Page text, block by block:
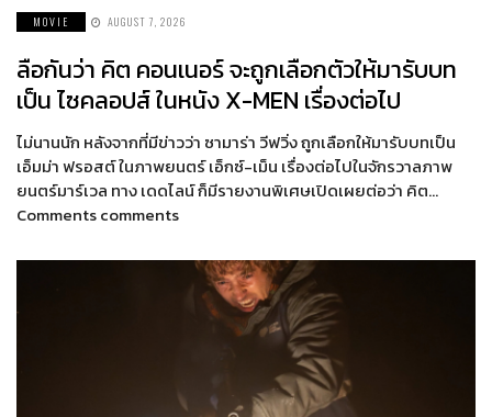
MOVIE AUGUST 7, 2026
ลือกันว่า คิต คอนเนอร์ จะถูกเลือกตัวให้มารับบท
เป็น ไซคลอปส์ ในหนัง X-MEN เรื่องต่อไป
ไม่นานนัก หลังจากที่มีข่าวว่า ซามาร่า วีฟวิ่ง ถูกเลือกให้มารับบทเป็น
เอ็มม่า ฟรอสต์ ในภาพยนตร์ เอ็กซ์-เม็น เรื่องต่อไปในจักรวาลภาพ
ยนตร์มาร์เวล ทาง เดดไลน์ ก็มีรายงานพิเศษเปิดเผยต่อว่า คิต…
Comments comments